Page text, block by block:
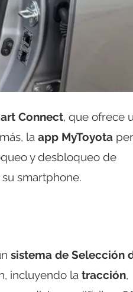
Connect, que ofrece
la app MyToyota
y desbloqueo de
smartphone.
sistema de Selección
incluyendo la tracción,